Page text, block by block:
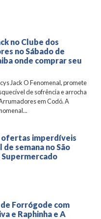
no Clube dos
no Sábado de
onde comprar seu
Jack O Fenomenal, promete
de sofrência e arrocha
em Codó. A
ofertas imperdíveis
semana no São
Supermercado
Forrógode com
e Raphinha e A